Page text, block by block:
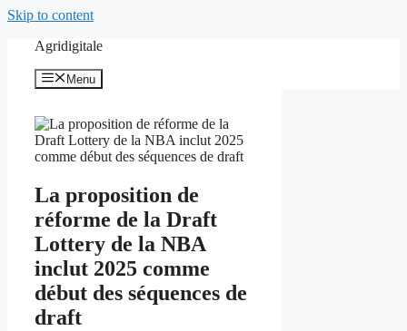
Skip to content
Agridigitale
Menu
La proposition de
réforme de la Draft
Lottery de la NBA
inclut 2025 comme
début des séquences de
draft